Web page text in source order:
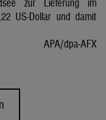
US-Dollar und damit
APA/dpa-AFX